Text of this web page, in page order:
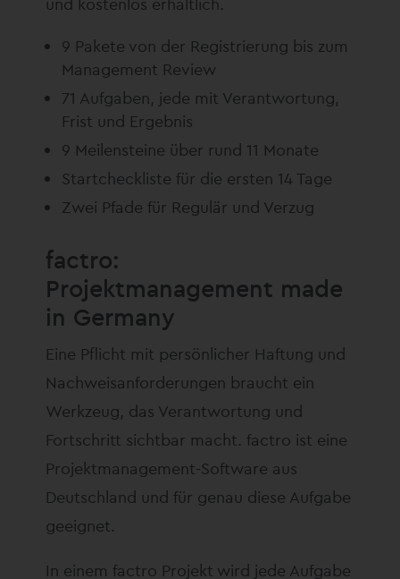
9 Pakete von der Registrierung bis zum
Management Review
71 Aufgaben, jede mit Verantwortung,
Frist und Ergebnis
9 Meilensteine über rund 11 Monate
Startcheckliste für die ersten 14 Tage
Zwei Pfade für Regulär und Verzug
factro:
Projektmanagement made
in Germany
Eine Pflicht mit persönlicher Haftung und
Nachweisanforderungen braucht ein
Werkzeug, das Verantwortung und
Fortschritt sichtbar macht. factro ist eine
Projektmanagement-Software aus
Deutschland und für genau diese Aufgabe
geeignet.
In einem factro Projekt wird jede Aufgabe